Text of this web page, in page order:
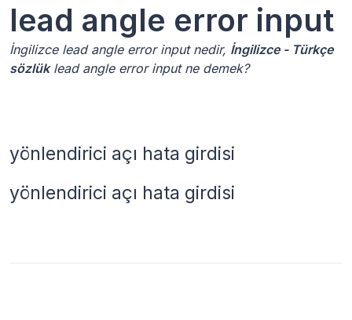
lead angle error input
İngilizce lead angle error input nedir, İngilizce - Türkçe
sözlüklead angle error input ne demek?
yönlendirici açı hata girdisi
yönlendirici açı hata girdisi